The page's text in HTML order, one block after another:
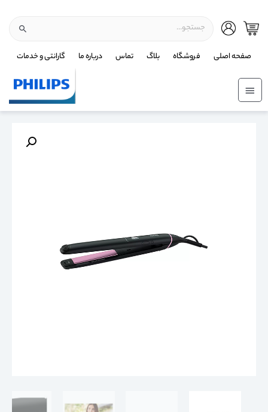
صفحه اصلی فروشگاه بلاگ تماس درباره ما گارانتی و خدمات